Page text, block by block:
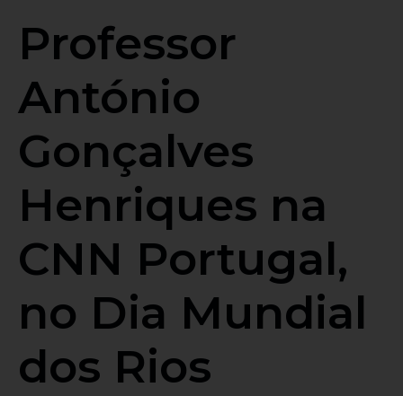
Professor
António
Gonçalves
Henriques na
CNN Portugal,
no Dia Mundial
dos Rios